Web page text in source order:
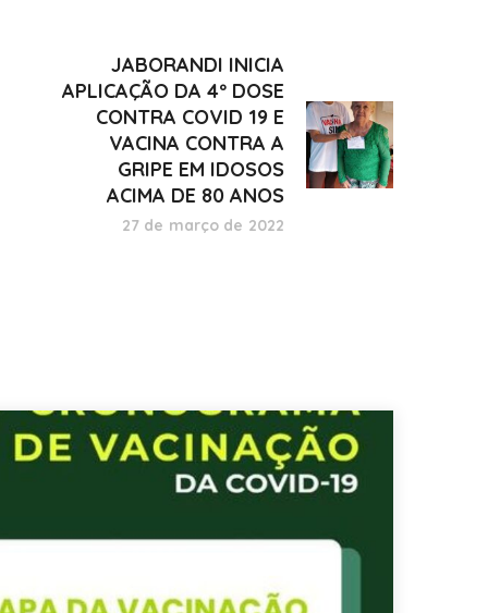
JABORANDI INICIA
APLICAÇÃO DA 4º DOSE
CONTRA COVID 19 E
VACINA CONTRA A
GRIPE EM IDOSOS
ACIMA DE 80 ANOS
27 de março de 2022